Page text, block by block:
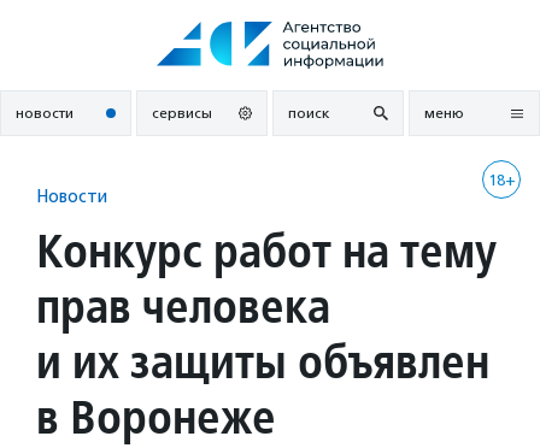
новости сервисы поиск меню
18+
Новости
Конкурс работ на тему
прав человека
и их защиты объявлен
в Воронеже